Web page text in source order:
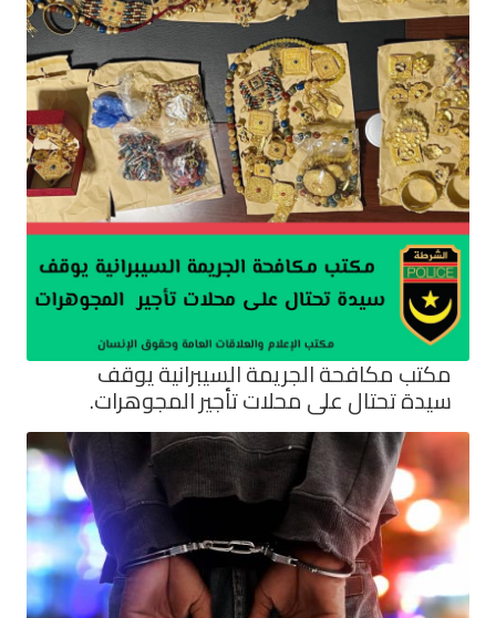
مكتب مكافحة الجريمة السيبرانية يوقف
سيدة تحتال على محلات تأجير المجوهرات.